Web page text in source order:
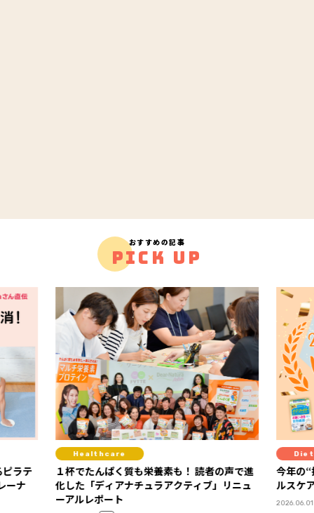
おすすめの記事
PICK UP
く質も栄養素も！ 読者の声で進
アナチュラアクティブ」リニュ
今年の“推しヘルスケア”が決定
ルスケア大賞2026」ランキング